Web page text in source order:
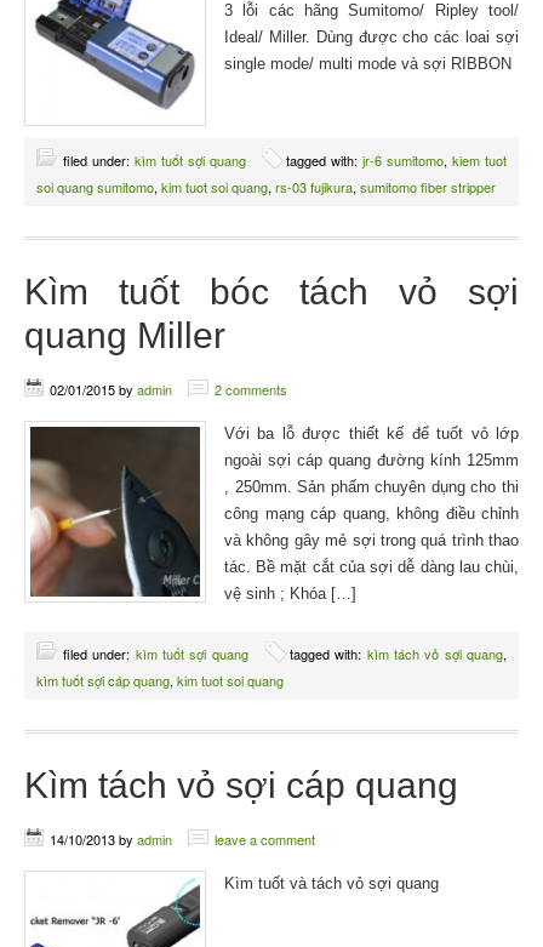
3 lỗi các hãng Sumitomo/ Ripley tool/
Ideal/ Miller. Dùng được cho các loai sợi
single mode/ multi mode và sợi RIBBON
filed under: kìm tuốt sợi quang tagged with:jr-6 sumitomo,kiem tuot
soi quang sumitomo, kim tuot soi quang, rs-03 fujikura, sumitomo fiber stripper
Kìm tuốt bóc tách vỏ sợi
quang Miller
02/01/2015by admin 2 comments
Với ba lỗ được thiết kế để tuốt vỏ lớp
ngoài sợi cáp quang đường kính 125mm
, 250mm. Sản phấm chuyên dụng cho thi
công mạng cáp quang, không điều chỉnh
và không gây mẻ sợi trong quá trình thao
tác. Bề mặt cắt của sợi dễ dàng lau chùi,
vệ sinh ; Khóa […]
filed under: kìm tuốt sợi quang tagged with: kìm tách vỏ sợi quang,
kìm tuốt sợi cáp quang, kim tuot soi quang
Kìm tách vỏ sợi cáp quang
14/10/2013by admin leave a comment
Kìm tuốt và tách vỏ sợi quang